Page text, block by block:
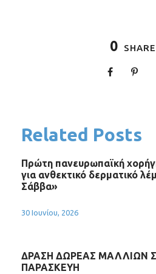
0
Related Posts
Πρώτη πανευρωπαϊκή
για ανθεκτικό δερματικό
Σάββα»
30 Ιουνίου, 2026
ΔΡΑΣΗ ΔΩΡΕΑΣ ΜΑΛΛΙΩΝ
ΠΑΡΑΣΚΕΥΗ